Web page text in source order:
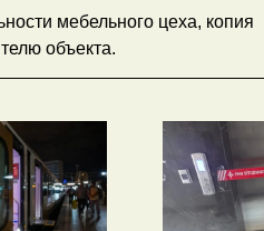
мебельного цеха, копия
объекта.